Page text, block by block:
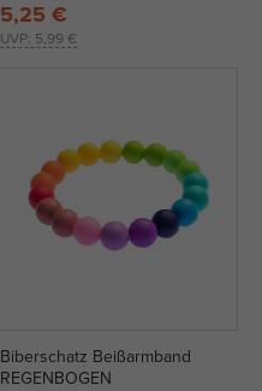
UVP: 5,99 €
5,25 €
Biberschatz Beißarmband
REGENBOGEN